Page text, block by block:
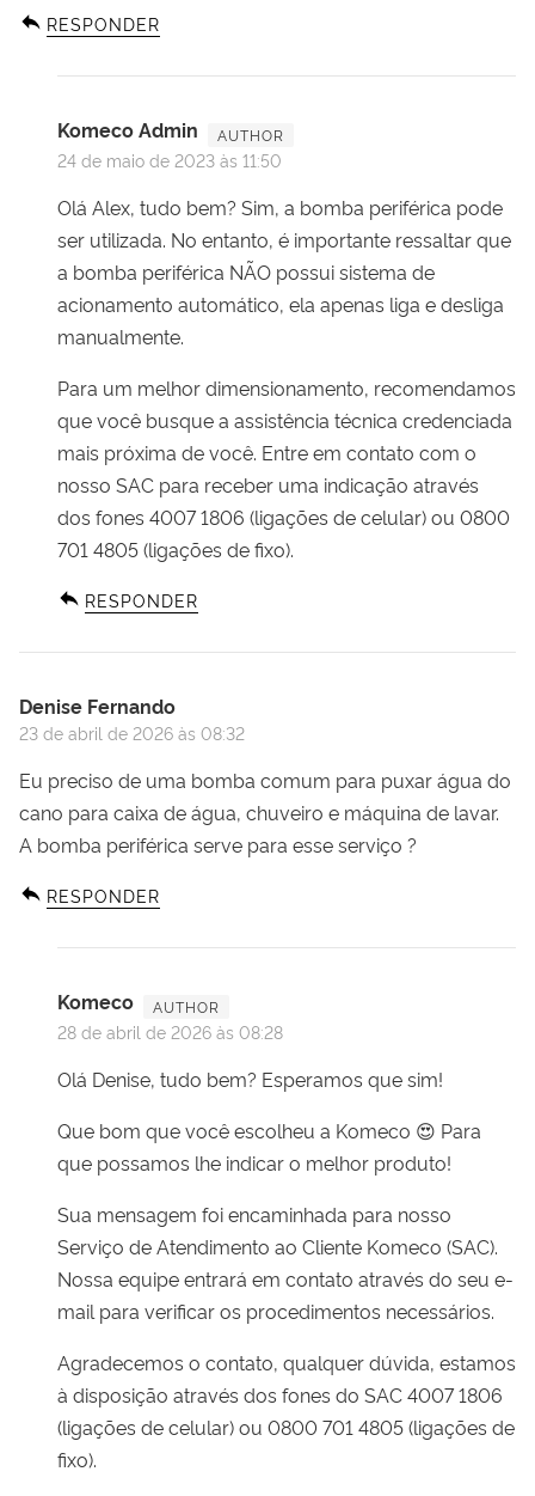
RESPONDER
Komeco Admin
24 de maio de 2023 às 11:50
Olá Alex, tudo bem? Sim, a bomba periférica pode
ser utilizada. No entanto, é importante ressaltar que
a bomba periférica NÃO possui sistema de
acionamento automático, ela apenas liga e desliga
manualmente.
Para um melhor dimensionamento, recomendamos
que você busque a assistência técnica credenciada
mais próxima de você. Entre em contato com o
nosso SAC para receber uma indicação através
dos fones 4007 1806 (ligações de celular) ou 0800
701 4805 (ligações de fixo).
RESPONDER
Denise Fernando
23 de abril de 2026 às 08:32
Eu preciso de uma bomba comum para puxar água do
cano para caixa de água, chuveiro e máquina de lavar.
A bomba periférica serve para esse serviço ?
RESPONDER
Komeco
28 de abril de 2026 às 08:28
Olá Denise, tudo bem? Esperamos que sim!
Que bom que você escolheu a Komeco 😍 Para
que possamos lhe indicar o melhor produto!
Sua mensagem foi encaminhada para nosso
Serviço de Atendimento ao Cliente Komeco (SAC).
Nossa equipe entrará em contato através do seu e-
mail para verificar os procedimentos necessários.
Agradecemos o contato, qualquer dúvida, estamos
à disposição através dos fones do SAC 4007 1806
(ligações de celular) ou 0800 701 4805 (ligações de
fixo).